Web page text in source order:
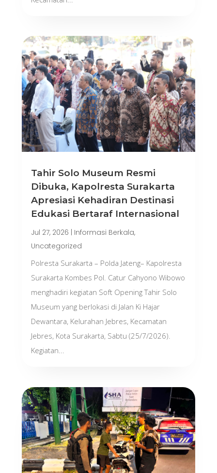
Tahir Solo Museum Resmi
Dibuka, Kapolresta Surakarta
Apresiasi Kehadiran Destinasi
Edukasi Bertaraf Internasional
Jul 27, 2026 Informasi Berkala,
Uncategorized
Polresta Surakarta – Polda Jateng– Kapolresta
Surakarta Kombes Pol. Catur Cahyono Wibowo
menghadiri kegiatan Soft Opening Tahir Solo
Museum yang berlokasi di Jalan Ki Hajar
Dewantara, Kelurahan Jebres, Kecamatan
Jebres, Kota Surakarta, Sabtu (25/7/2026).
Kegiatan...